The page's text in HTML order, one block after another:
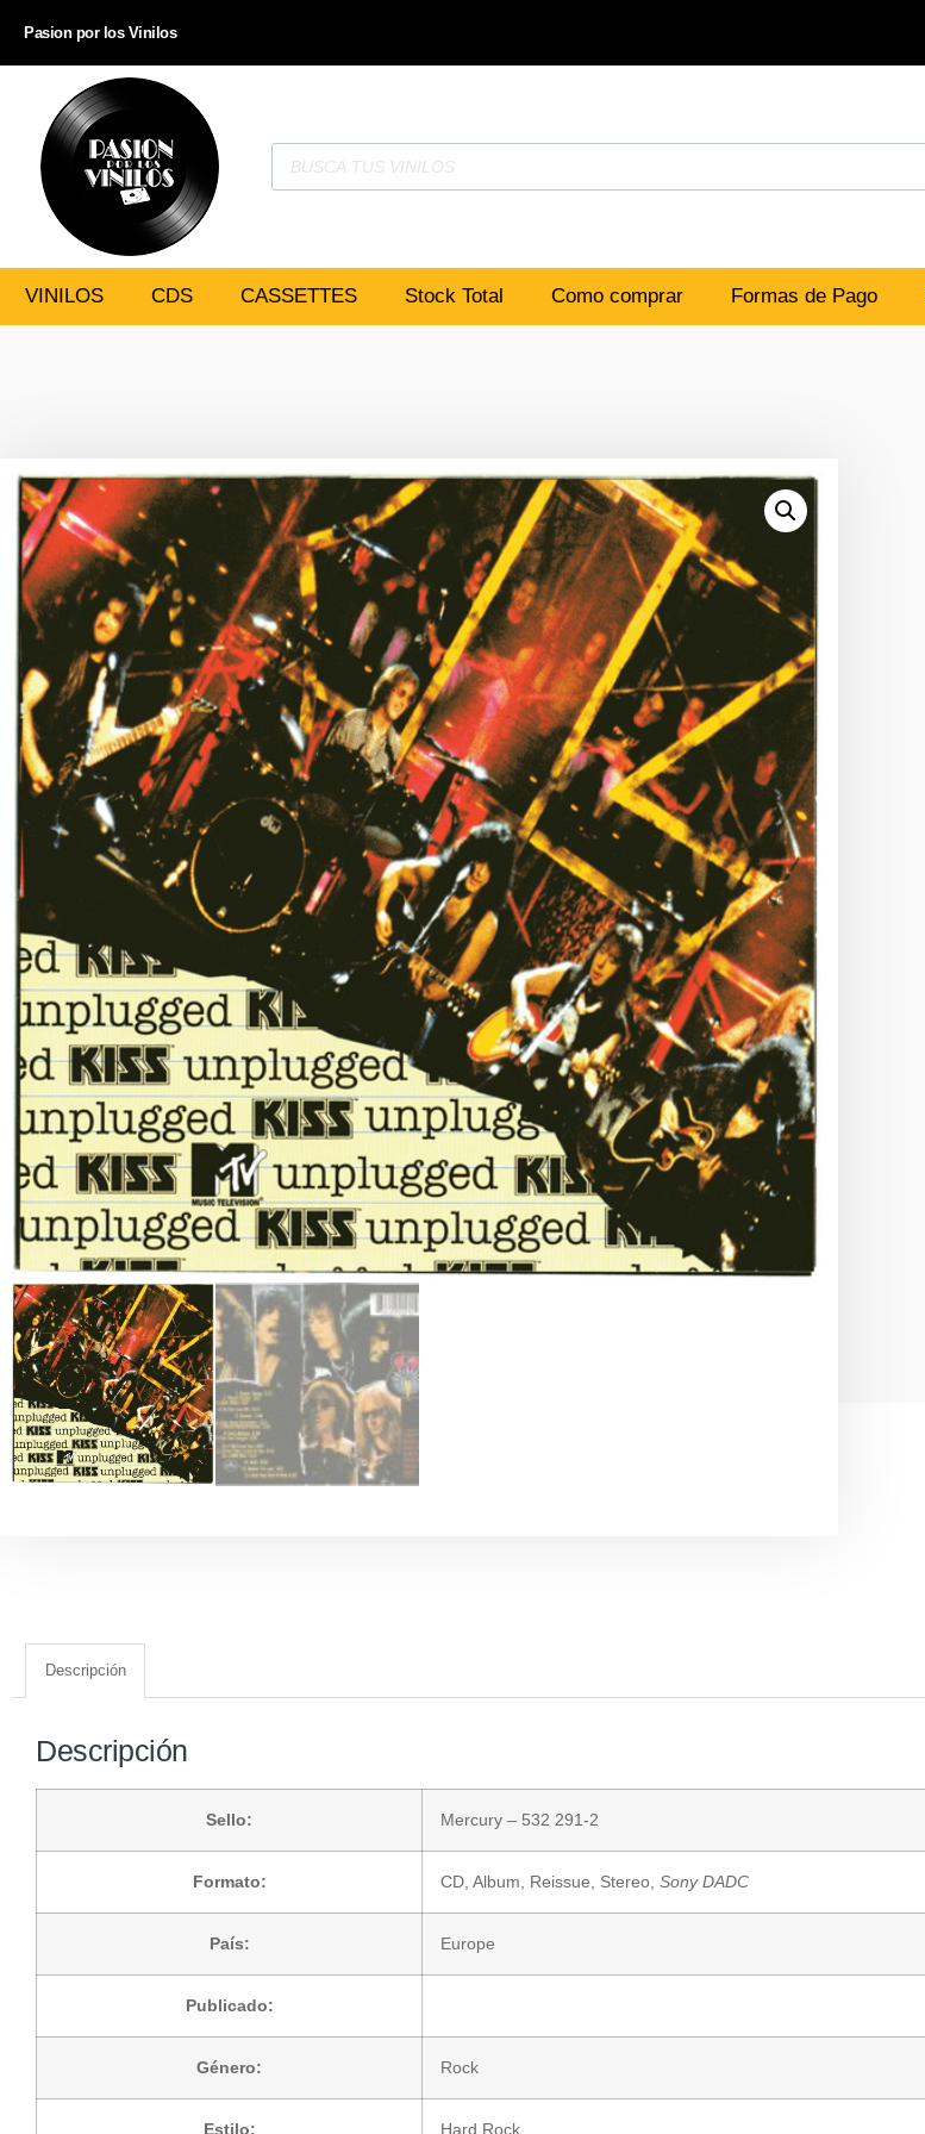
Pasion por los Vinilos
VINILOS CDS CASSETTES Stock Total Como comprar Formas de Pago
Descripción
Descripción
Sello: Mercury – 532 291-2
Formato: CD, Album, Reissue, Stereo, Sony DADC
País: Europe
Publicado:
Género: Rock
Estilo: Hard Rock